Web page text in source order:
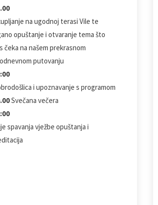
na ugodnoj terasi Vile te
opuštanje i otvaranje tema što
čeka na našem prekrasnom
putovanju
i upoznavanje s programom
Svečana večera
spavanja vježbe opuštanja i